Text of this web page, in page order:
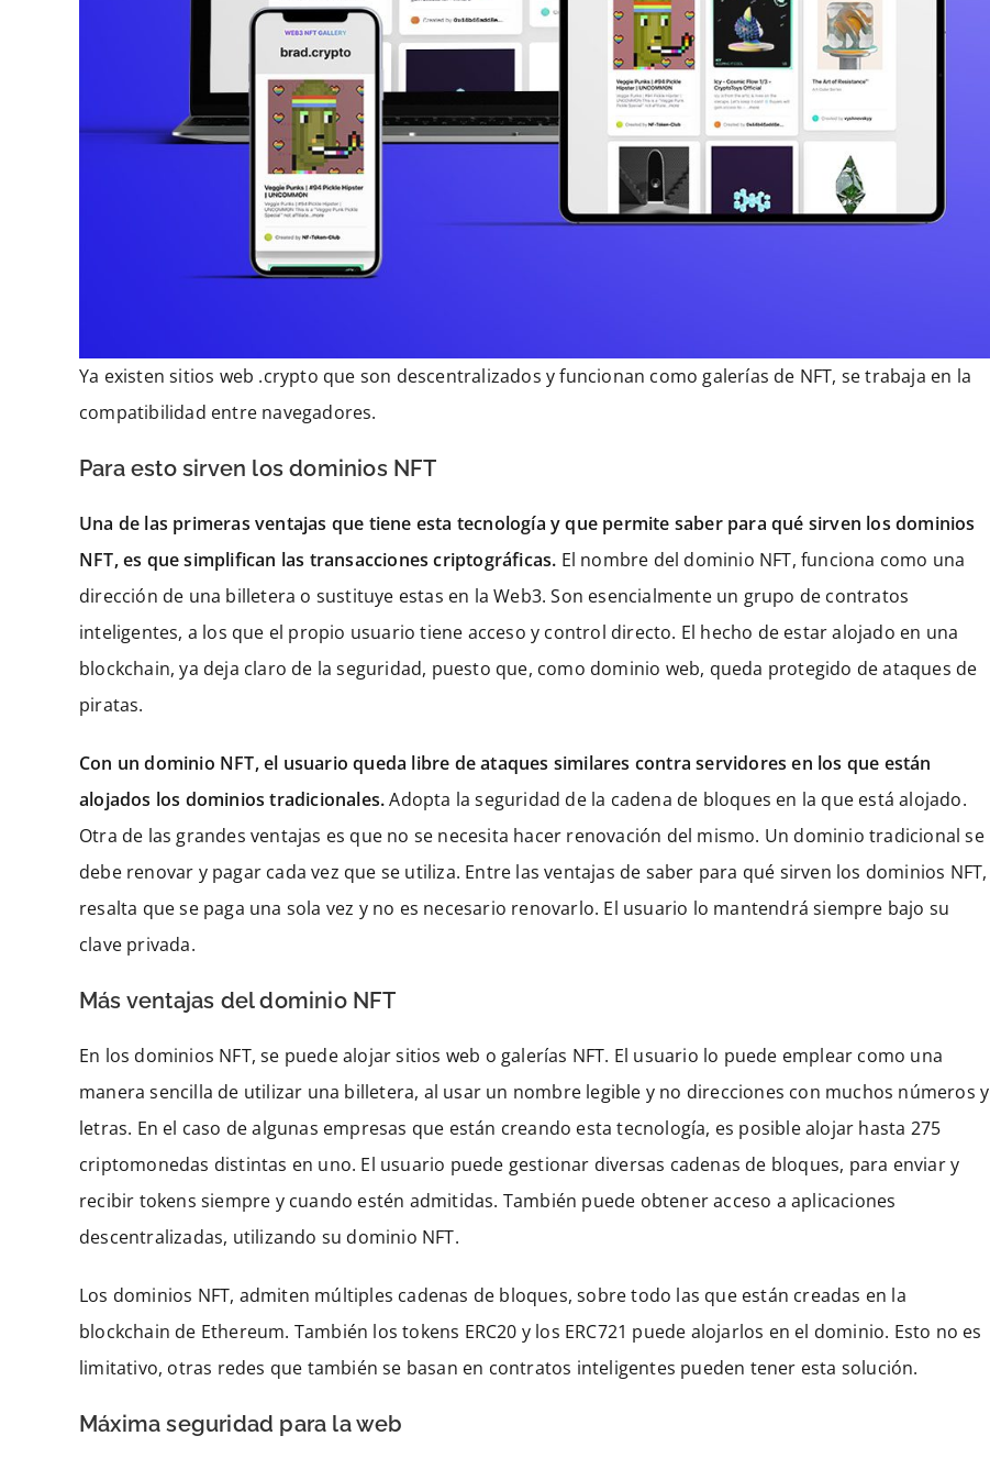
Ya existen sitios web .crypto que son descentralizados y funcionan como galerías de NFT, se trabaja en la
compatibilidad entre navegadores.
Para esto sirven los dominios NFT
Una de las primeras ventajas que tiene esta tecnología y que permite saber para qué sirven los dominios
NFT, es que simplifican las transacciones criptográficas. El nombre del dominio NFT, funciona como una
dirección de una billetera o sustituye estas en la Web3. Son esencialmente un grupo de contratos
inteligentes, a los que el propio usuario tiene acceso y control directo. El hecho de estar alojado en una
blockchain, ya deja claro de la seguridad, puesto que, como dominio web, queda protegido de ataques de
piratas.
Con un dominio NFT, el usuario queda libre de ataques similares contra servidores en los que están
alojados los dominios tradicionales.Adopta la seguridad de la cadena de bloques en la que está alojado.
Otra de las grandes ventajas es que no se necesita hacer renovación del mismo. Un dominio tradicional se
debe renovar y pagar cada vez que se utiliza. Entre las ventajas de saber para qué sirven los dominios NFT,
resalta que se paga una sola vez y no es necesario renovarlo. El usuario lo mantendrá siempre bajo su
clave privada.
Más ventajas del dominio NFT
En los dominios NFT, se puede alojar sitios web o galerías NFT. El usuario lo puede emplear como una
manera sencilla de utilizar una billetera, al usar un nombre legible y no direcciones con muchos números y
letras. En el caso de algunas empresas que están creando esta tecnología, es posible alojar hasta 275
criptomonedas distintas en uno. El usuario puede gestionar diversas cadenas de bloques, para enviar y
recibir tokens siempre y cuando estén admitidas. También puede obtener acceso a aplicaciones
descentralizadas, utilizando su dominio NFT.
Los dominios NFT, admiten múltiples cadenas de bloques, sobre todo las que están creadas en la
blockchain de Ethereum. También los tokens ERC20 y los ERC721 puede alojarlos en el dominio. Esto no es
limitativo, otras redes que también se basan en contratos inteligentes pueden tener esta solución.
Máxima seguridad para la web